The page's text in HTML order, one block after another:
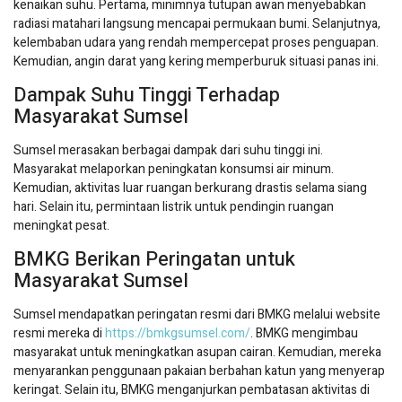
kenaikan suhu. Pertama, minimnya tutupan awan menyebabkan
radiasi matahari langsung mencapai permukaan bumi. Selanjutnya,
kelembaban udara yang rendah mempercepat proses penguapan.
Kemudian, angin darat yang kering memperburuk situasi panas ini.
Dampak Suhu Tinggi Terhadap
Masyarakat Sumsel
Sumsel merasakan berbagai dampak dari suhu tinggi ini.
Masyarakat melaporkan peningkatan konsumsi air minum.
Kemudian, aktivitas luar ruangan berkurang drastis selama siang
hari. Selain itu, permintaan listrik untuk pendingin ruangan
meningkat pesat.
BMKG Berikan Peringatan untuk
Masyarakat Sumsel
Sumsel mendapatkan peringatan resmi dari BMKG melalui website
resmi mereka dihttps://bmkgsumsel.com/. BMKG mengimbau
masyarakat untuk meningkatkan asupan cairan. Kemudian, mereka
menyarankan penggunaan pakaian berbahan katun yang menyerap
keringat. Selain itu, BMKG menganjurkan pembatasan aktivitas di